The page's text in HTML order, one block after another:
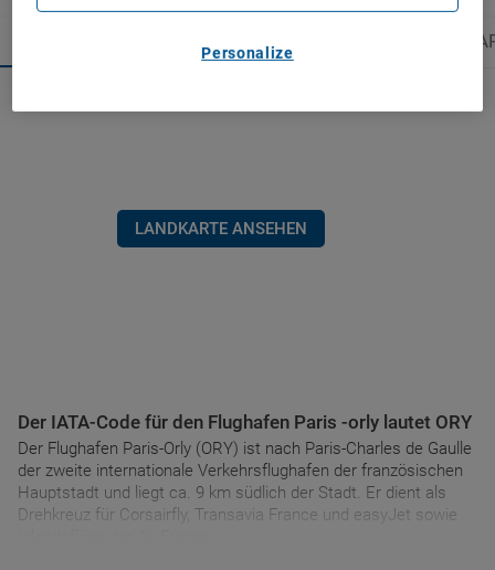
FLUGHAFEN VON PARIS -ORLY FLUGHAFEN VON
LANDKARTE ANSEHEN
Der IATA-Code für den Flughafen Paris -orly lautet ORY
Der Flughafen Paris-Orly (ORY) ist nach Paris-Charles de Gaulle
der zweite internationale Verkehrsflughafen der französischen
Hauptstadt und liegt ca. 9 km südlich der Stadt. Er dient als
Drehkreuz für Corsairfly, Transavia France und easyJet sowie
Personalize